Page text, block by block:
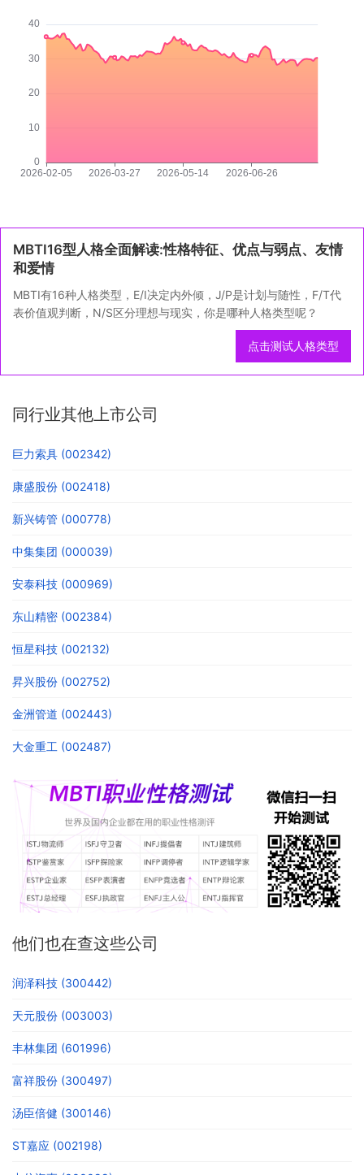
MBTI16型人格全面解读:性格特征、优点与弱点、友情
和爱情
MBTI有16种人格类型，E/I决定内外倾，J/P是计划与随性，F/T代
表价值观判断，N/S区分理想与现实，你是哪种人格类型呢？
点击测试人格类型
同行业其他上市公司
巨力索具 (002342)
康盛股份 (002418)
新兴铸管 (000778)
中集集团 (000039)
安泰科技 (000969)
东山精密 (002384)
恒星科技 (002132)
昇兴股份 (002752)
金洲管道 (002443)
大金重工 (002487)
他们也在查这些公司
润泽科技 (300442)
天元股份 (003003)
丰林集团 (601996)
富祥股份 (300497)
汤臣倍健 (300146)
ST嘉应 (002198)